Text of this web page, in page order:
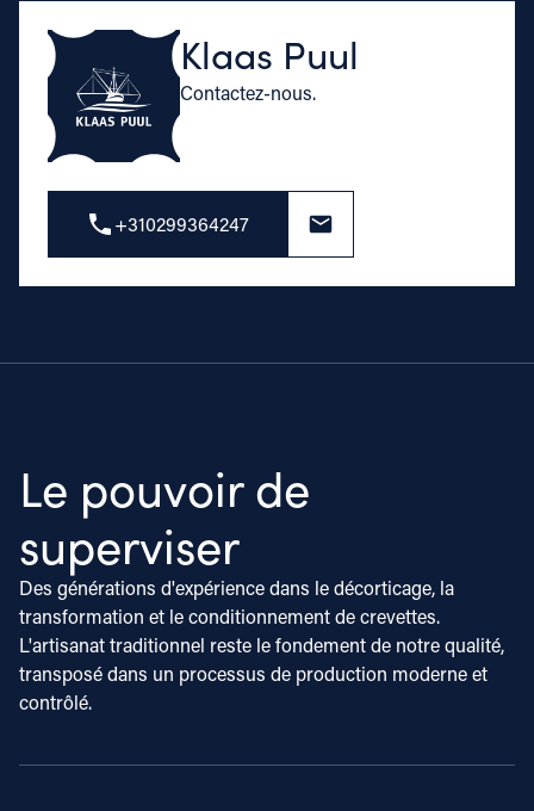
Klaas Puul
Contactez-nous.
+310299364247
Le pouvoir de
superviser
Des générations d'expérience dans le décorticage, la
transformation et le conditionnement de crevettes.
L'artisanat traditionnel reste le fondement de notre qualité,
transposé dans un processus de production moderne et
contrôlé.